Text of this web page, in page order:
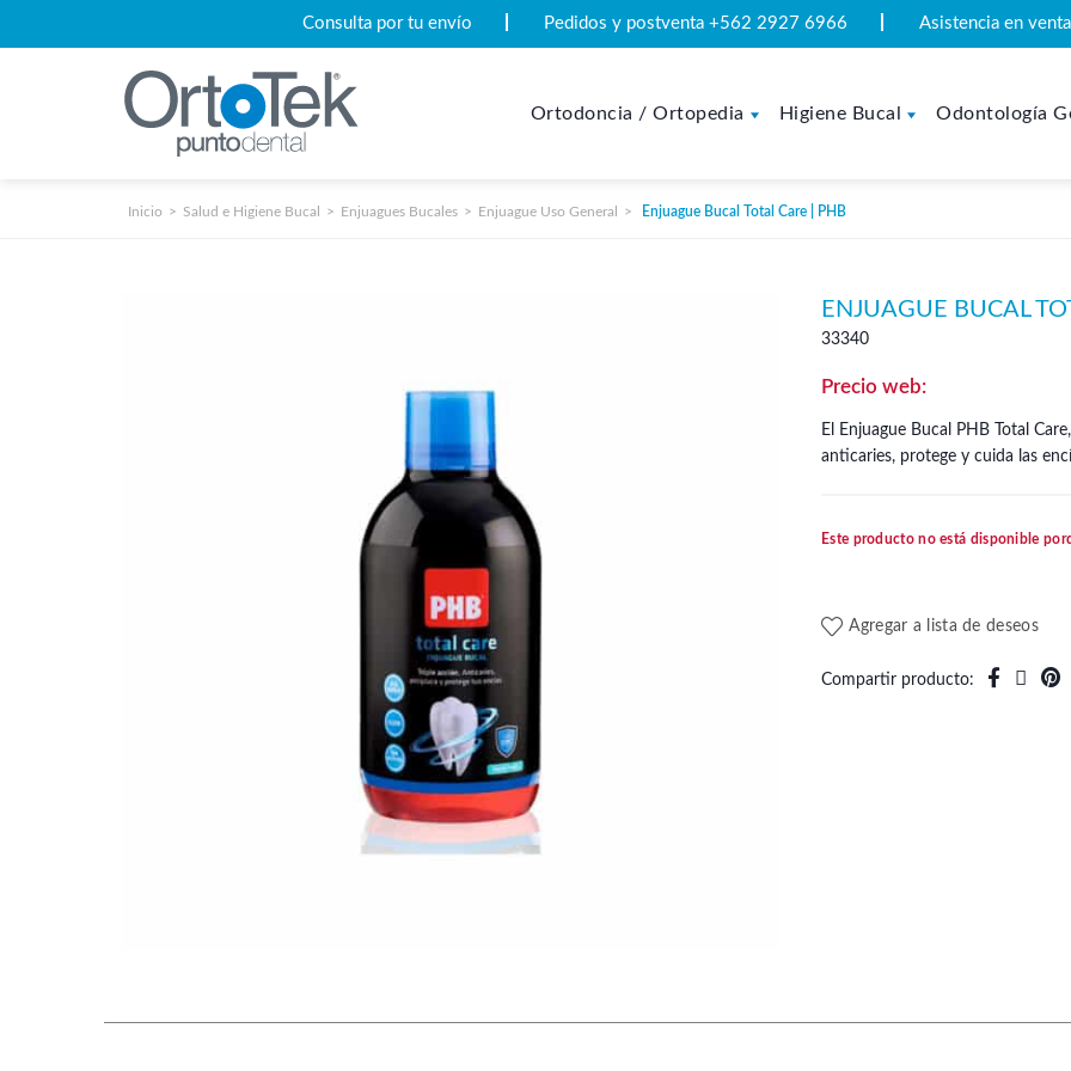
Consulta por tu envío Pedidos y postventa +562 2927 6966 Asistencia en
Ortodoncia / Ortopedia Higiene Bucal Odontología
Inicio Salud e Higiene Bucal Enjuagues Bucales Enjuague Uso General Enjuague Bucal Total Care | PHB
ENJUAGUE BUCAL
33340
El Enjuague Bucal PHB Total
anticaries, protege y cuida las
Este producto no está disponible
Agregar a lista de deseos
Compartir producto